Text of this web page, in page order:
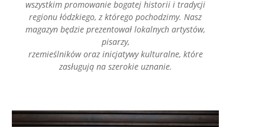
wszystkim promowanie bogatej historii i tradycji
regionu łódzkiego, z którego pochodzimy. Nasz
magazyn będzie prezentował lokalnych artystów,
pisarzy,
rzemieślników oraz inicjatywy kulturalne, które
zasługują na szerokie uznanie.